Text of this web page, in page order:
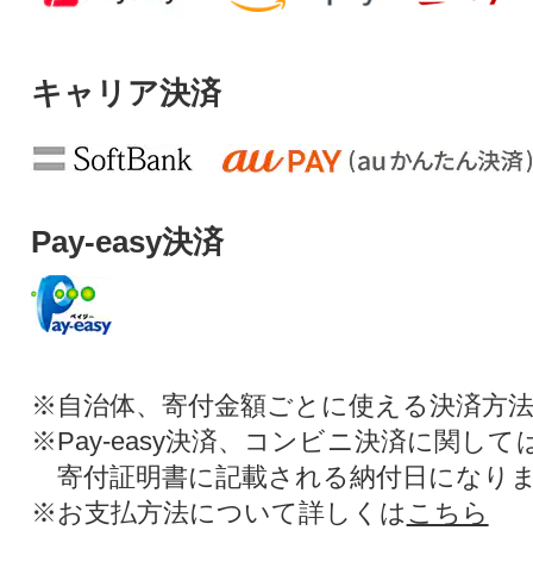
キャリア決済
Pay-easy決済
※自治体、寄付金額ごとに使える決済方
※Pay-easy決済、コンビニ決済に関して
寄付証明書に記載される納付日になり
※お支払方法について詳しくは こちら